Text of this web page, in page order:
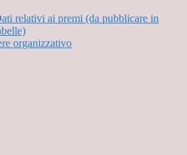
relativi ai premi (da pubblicare in
organizzativo